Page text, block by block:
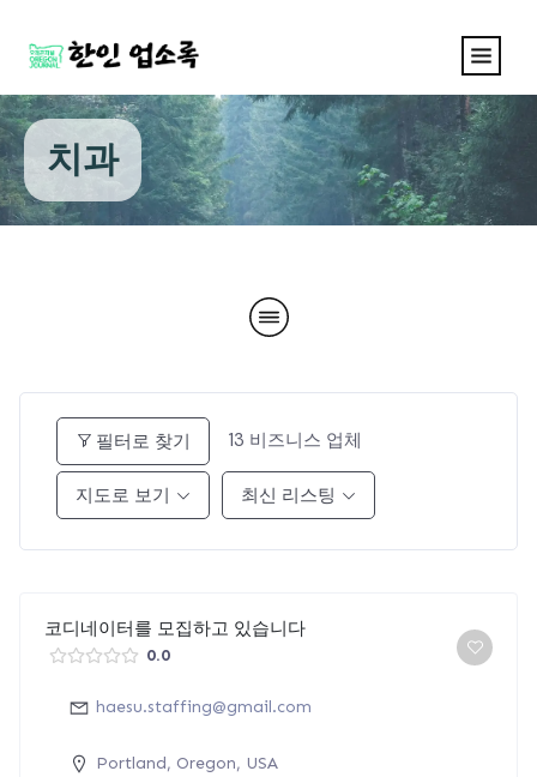
치과
필터로 찾기 13 비즈니스 업체
지도로 보기 최신 리스팅
코디네이터를 모집하고 있습니다
0.0
haesu.staffing@gmail.com
Portland, Oregon, USA